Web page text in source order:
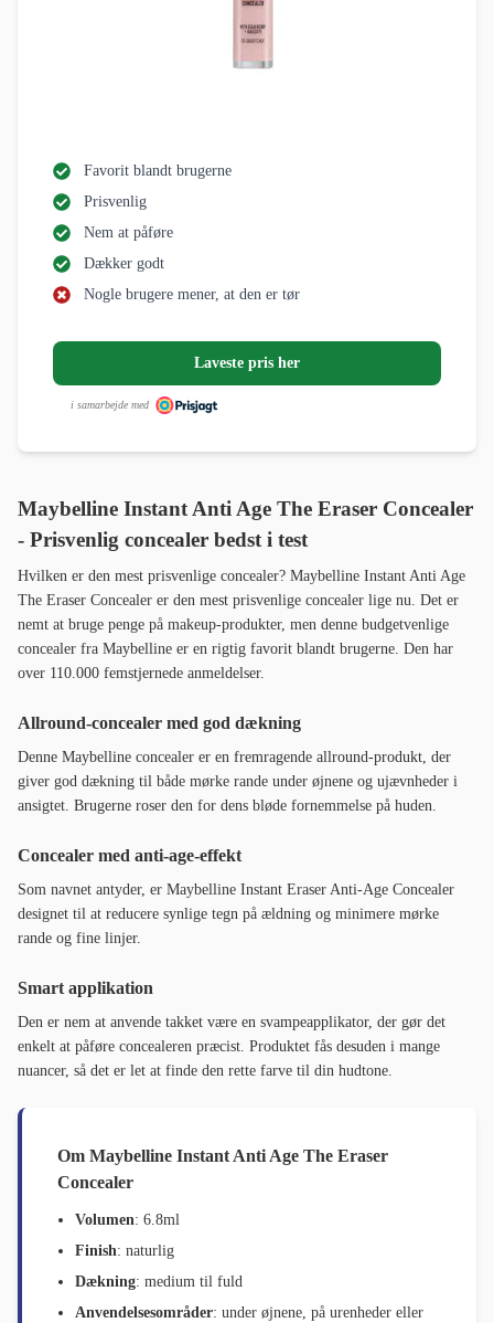
Favorit blandt brugerne
Prisvenlig
Nem at påføre
Dækker godt
Nogle brugere mener, at den er tør
Laveste pris her
i samarbejde med
Maybelline Instant Anti Age The Eraser Concealer
- Prisvenlig concealer bedst i test
Hvilken er den mest prisvenlige concealer? Maybelline Instant Anti Age
The Eraser Concealer er den mest prisvenlige concealer lige nu. Det er
nemt at bruge penge på makeup-produkter, men denne budgetvenlige
concealer fra Maybelline er en rigtig favorit blandt brugerne. Den har
over 110.000 femstjernede anmeldelser.
Allround-concealer med god dækning
Denne Maybelline concealer er en fremragende allround-produkt, der
giver god dækning til både mørke rande under øjnene og ujævnheder i
ansigtet. Brugerne roser den for dens bløde fornemmelse på huden.
Concealer med anti-age-effekt
Som navnet antyder, er Maybelline Instant Eraser Anti-Age Concealer
designet til at reducere synlige tegn på ældning og minimere mørke
rande og fine linjer.
Smart applikation
Den er nem at anvende takket være en svampeapplikator, der gør det
enkelt at påføre concealeren præcist. Produktet fås desuden i mange
nuancer, så det er let at finde den rette farve til din hudtone.
Om Maybelline Instant Anti Age The Eraser
Concealer
Volumen: 6.8ml
Finish: naturlig
Dækning: medium til fuld
Anvendelsesområder: under øjnene, på urenheder eller